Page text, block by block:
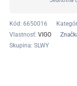
Kód: 6650016
Vlastnosť: VIGO
Skupina: SLWY